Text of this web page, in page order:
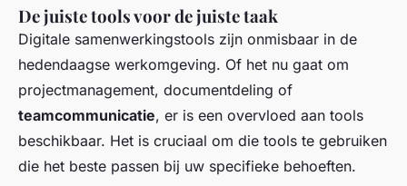
De juiste tools voor de juiste taak
Digitale samenwerkingstools zijn onmisbaar in de
hedendaagse werkomgeving. Of het nu gaat om
projectmanagement, documentdeling of
teamcommunicatie, er is een overvloed aan tools
beschikbaar. Het is cruciaal om die tools te gebruiken
die het beste passen bij uw specifieke behoeften.